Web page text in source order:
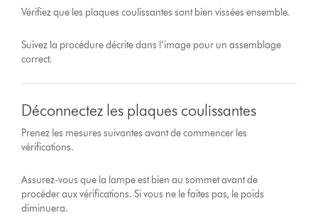
Vérifiez que les plaques coulissantes sont bien vissées ensemble.
Suivez la procédure décrite dans l’image pour un assemblage
correct.
Déconnectez les plaques coulissantes
Prenez les mesures suivantes avant de commencer les
vérifications.
Assurez-vous que la lampe est bien au sommet avant de
procéder aux vérifications. Si vous ne le faites pas, le poids
diminuera.